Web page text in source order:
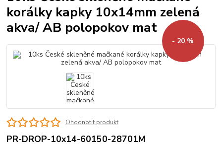
korálky kapky 10x14mm zelená
akva/ AB polopokov mat
- 20 %
Ohodnotit produkt
PR-DROP-10x14-60150-28701M